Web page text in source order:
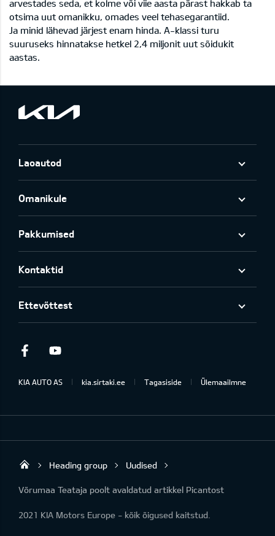
arvestades seda, et kolme või viie aasta pärast hakkab ta
otsima uut omanikku, omades veel tehasegarantiid.
Ja minid lähevad järjest enam hinda. A-klassi turu
suuruseks hinnatakse hetkel 2,4 miljonit uut sõidukit
aastas.
Laoautod
Omanikule
Pakkumised
Kontaktid
Ettevõttest
Facebook
KIA AUTO AS kia.sirtaki.ee Tagasiside Ülemaailmne
Sirtaki OÜ
Heading group Uudised
Võrumaa Teataja poolt avaldatud artikkel Picantost
2021 KIA Motors Europe - kõik õigused kaitstud.